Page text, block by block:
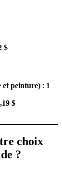
$
et peinture) : 1
$
choix
?